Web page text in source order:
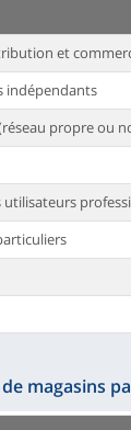
et
indépendants
propre ou
utilisateurs
magasins